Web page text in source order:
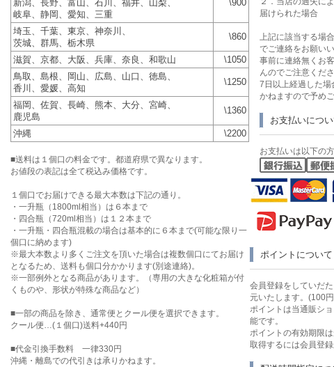
新潟、長野、富山、石川、福井、山梨、
岐阜、静岡、愛知、三重
\900
埼玉、千葉、東京、神奈川、
茨城、群馬、栃木県
\860
滋賀、京都、大阪、兵庫、奈良、和歌山
\1050
鳥取、島根、岡山、広島、山口、徳島、
香川、愛媛、高知
\1250
福岡、佐賀、長崎、熊本、大分、宮崎、
鹿児島
\1360
沖縄 \2200
■送料は１個口の料金です。都道府県で異なります。
お値段の表記は全て税込み価格です。
１個口でお届けできる最大本数は下記の通り。
・一升瓶（1800ml相当）は６本まで
・四合瓶（720ml相当）は１２本まで
・一升瓶・四合瓶混載の場合は基本的に６本まで(可能な限り一
個口に納めます)
※最大本数より多くご注文を頂いた場合は複数個口にてお届け
となるため、送料も個口分かかります(別途連絡)。
※一部例外となる商品があります。（専用の大きな化粧箱が付
くものや、形状が特殊な商品など）
■一部の商品を除き、通常便とクール便を選択できます。
クール便…(１個口)送料+440円
■代金引換手数料 一律330円
沖縄・離島での代引きは承りかねます。
届けられた場合
上記に該当する場
でご連絡をお願いい
事前に連絡無くお
んのでご注意くださ
7日以上経過した場
かねますので予め
お支払いにつ
お支払いは以下の
ポイントについて
会員登録をしていだ
元いたします。(100
ポイントは当通販シ
能です。
ポイントの有効期限
取得するには会員登録